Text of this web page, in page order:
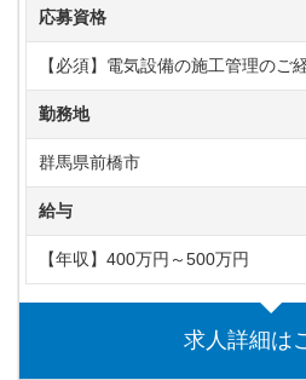
応募資格
【必須】電気設備の施工管理のご
勤務地
群馬県前橋市
給与
【年収】400万円～500万円
求人詳細は